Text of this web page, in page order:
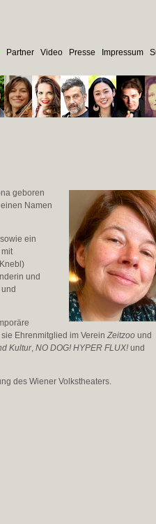
Partner Video Presse Impressum
geboren
Namen
ein
und
Ehrenmitglied im Verein Zeitzoound
Kultur, NO DOG! HYPER FLUX!und
des Wiener Volkstheaters.